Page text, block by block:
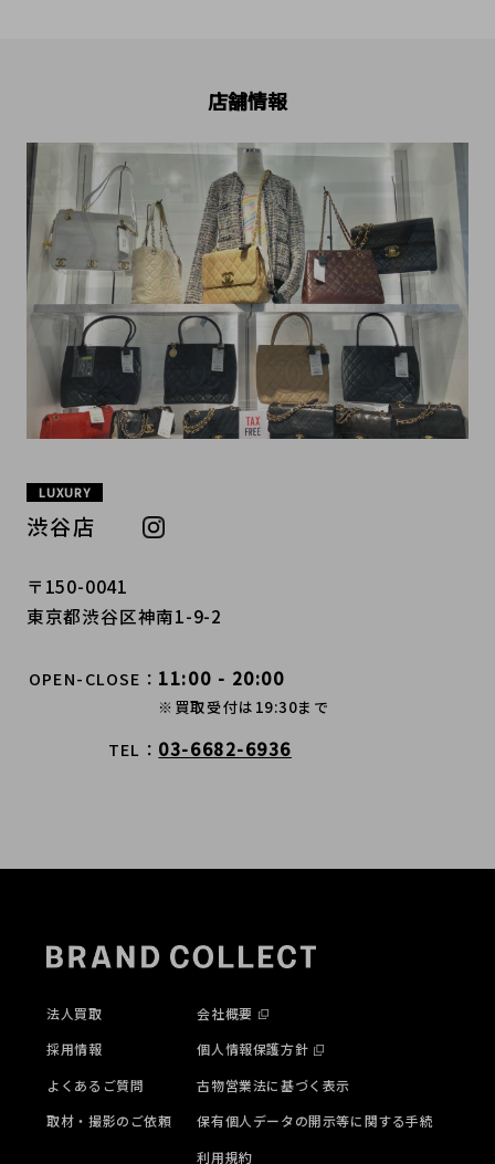
店舗情報
LUXURY
渋谷店
〒150-0041
東京都渋谷区神南1-9-2
OPEN-CLOSE 11:00 - 20:00
※買取受付は19:30まで
TEL 03-6682-6936
法人買取
採用情報
よくあるご質問
取材・撮影のご依頼
会社概要
個人情報保護方針
古物営業法に基づく表示
保有個人データの開示等に関する手続
利用規約